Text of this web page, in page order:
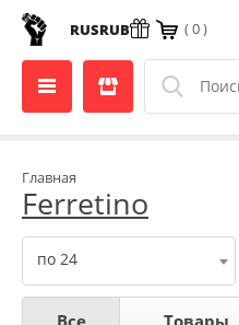
RUSRUB ( 0 )
Главная
Ferretino
Все Товары
по 24